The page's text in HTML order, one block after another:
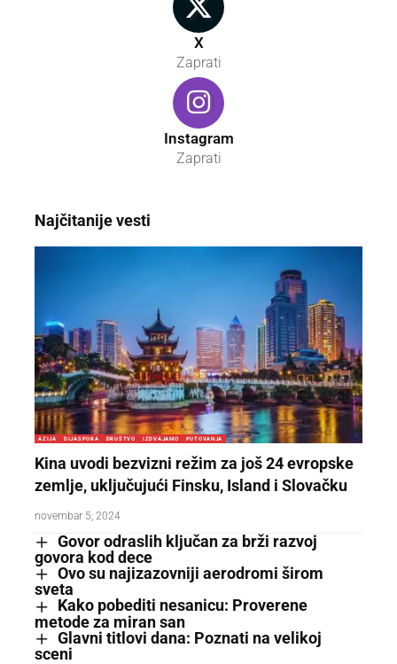
X
Zaprati
Instagram
Zaprati
Najčitanije vesti
AZIJA DIJASPORA DRUŠTVO IZDVAJAMO PUTOVANJA
Kina uvodi bezvizni režim za još 24 evropske
zemlje, uključujući Finsku, Island i Slovačku
novembar 5, 2024
Govor odraslih ključan za brži razvoj
govora kod dece
Ovo su najizazovniji aerodromi širom
sveta
Kako pobediti nesanicu: Proverene
metode za miran san
Glavni titlovi dana: Poznati na velikoj
sceni